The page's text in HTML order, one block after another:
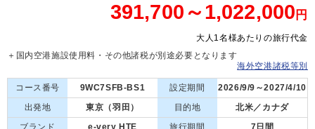
391,700～1,022,000 円
大人1名様あたりの旅行代金
＋国内空港施設使用料・その他諸税が別途必要となります
海外空港諸税等別
コース番号 9WC7SFB-BS1 設定期間
2026/9/9～2027/4/10
出発地
東京（羽田） 目的地
北米／カナダ
ブランド
e-very HTE 旅行期間 7日間